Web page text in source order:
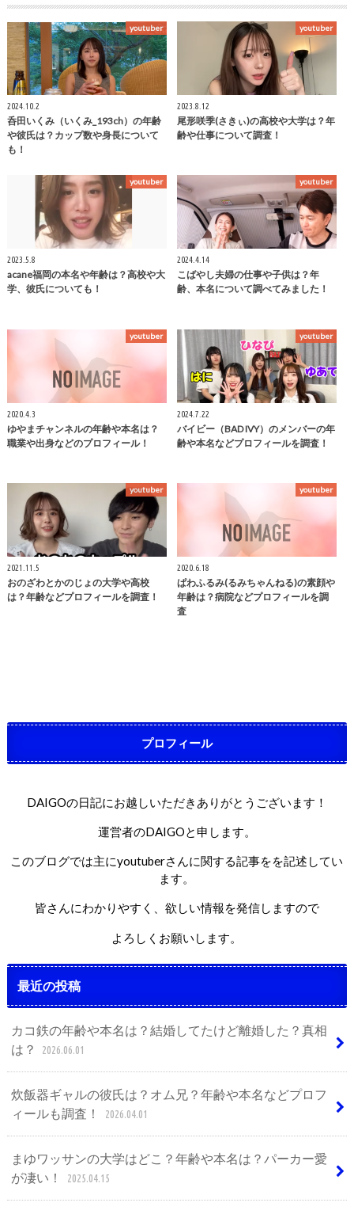
youtuber
2024.10.2
呑田いくみ（いくみ_193ch）の年齢
や彼氏は？カップ数や身長について
も！
youtuber
2023.8.12
尾形咲季(さきぃ)の高校や大学は？年
齢や仕事について調査！
youtuber
2023.5.8
acane福岡の本名や年齢は？高校や大
学、彼氏についても！
youtuber
2024.4.14
こばやし夫婦の仕事や子供は？年
齢、本名について調べてみました！
youtuber
2020.4.3
ゆやまチャンネルの年齢や本名は？
職業や出身などのプロフィール！
youtuber
2024.7.22
バイビー（BAD IVY）のメンバーの年
齢や本名などプロフィールを調査！
youtuber
2021.11.5
おのざわとかのじょの大学や高校
は？年齢などプロフィールを調査！
youtuber
2020.6.18
ぱわふるみ(るみちゃんねる)の素顔や
年齢は？病院などプロフィールを調
査
プロフィール
DAIGOの日記にお越しいただきありがとうございます！
運営者のDAIGOと申します。
このブログでは主にyoutuberさんに関する記事をを記述してい
ます。
皆さんにわかりやすく、欲しい情報を発信しますので
よろしくお願いします。
最近の投稿
カコ鉄の年齢や本名は？結婚してたけど離婚した？真相
は？
2026.06.01
炊飯器ギャルの彼氏は？オム兄？年齢や本名などプロフ
ィールも調査！
2026.04.01
まゆワッサンの大学はどこ？年齢や本名は？パーカー愛
が凄い！
2025.04.15